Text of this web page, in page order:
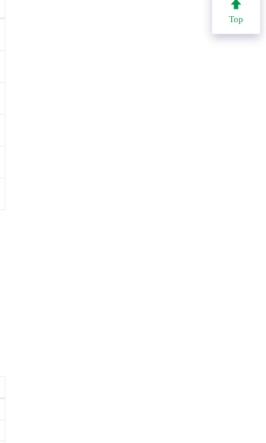
Top